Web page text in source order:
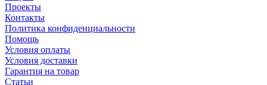
Проекты
Контакты
Политика конфиденциальности
Помощь
Условия оплаты
Условия доставки
Гарантия на товар
Статьи